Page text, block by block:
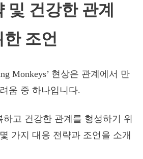
및 건강한 관계
조언
Monkeys’ 현상은 관계에서 만
움 중 하나입니다.
고 건강한 관계를 형성하기 위
가지 대응 전략과 조언을 소개